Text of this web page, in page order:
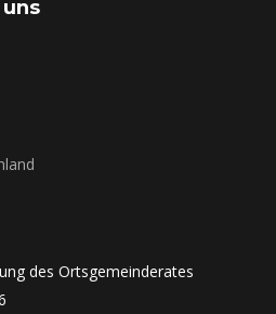
des Ortsgemeinderates